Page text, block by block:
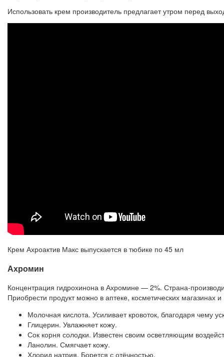
Использовать крем производитель предлагает утром перед
Крем Ахроактив Макс выпускается в тюбике по 45 мл
Ахромин
Концентрация гидрохинона в Ахромине — 2%. Страна-
Приобрести продукт можно в аптеке, косметических
Молочная кислота. Усиливает кровоток, благодаря чему
Глицерин. Увлажняет кожу.
Сок корня солодки. Известен своим осветляющим
Ланолин. Смягчает кожу.
Хлорид натрия. Борется с отёчностью.